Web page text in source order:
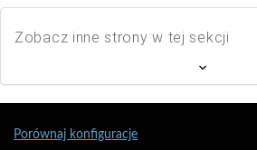
Zobacz inne strony w tej sekcji
Porównaj konfiguracje